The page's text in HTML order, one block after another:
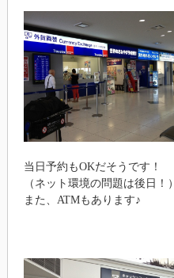
当日予約もOKだそうです！
（ネット環境の問題は後日！）
また、ATMもあります♪